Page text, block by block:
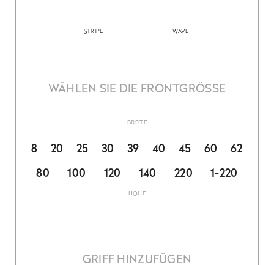
STRIPE WAVE
WÄHLEN SIE DIE FRONTGRÖSSE
BREITE
8 20 25 30 39 40 45 60
62
80
100 120 140 220 1-220
HÖHE
GRIFF HINZUFÜGEN